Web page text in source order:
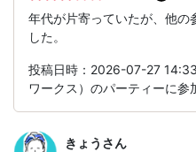
年代が片寄っていたが、他の
した。
投稿日時：2026-07-27
ワークス）のパーティーに参
きょう さん